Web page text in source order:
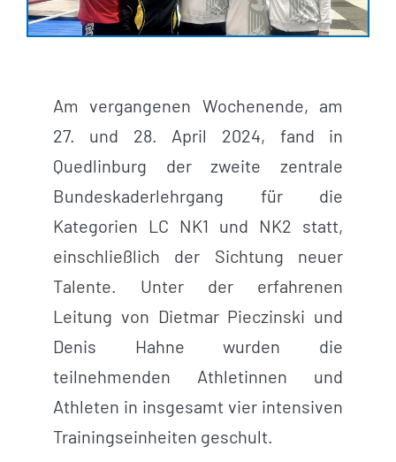
Am vergangenen Wochenende, am
27. und 28. April 2024, fand in
Quedlinburg der zweite zentrale
Bundeskaderlehrgang für die
Kategorien LC NK1 und NK2 statt,
einschließlich der Sichtung neuer
Talente. Unter der erfahrenen
Leitung von Dietmar Pieczinski und
Denis Hahne wurden die
teilnehmenden Athletinnen und
Athleten in insgesamt vier intensiven
Trainingseinheiten geschult.